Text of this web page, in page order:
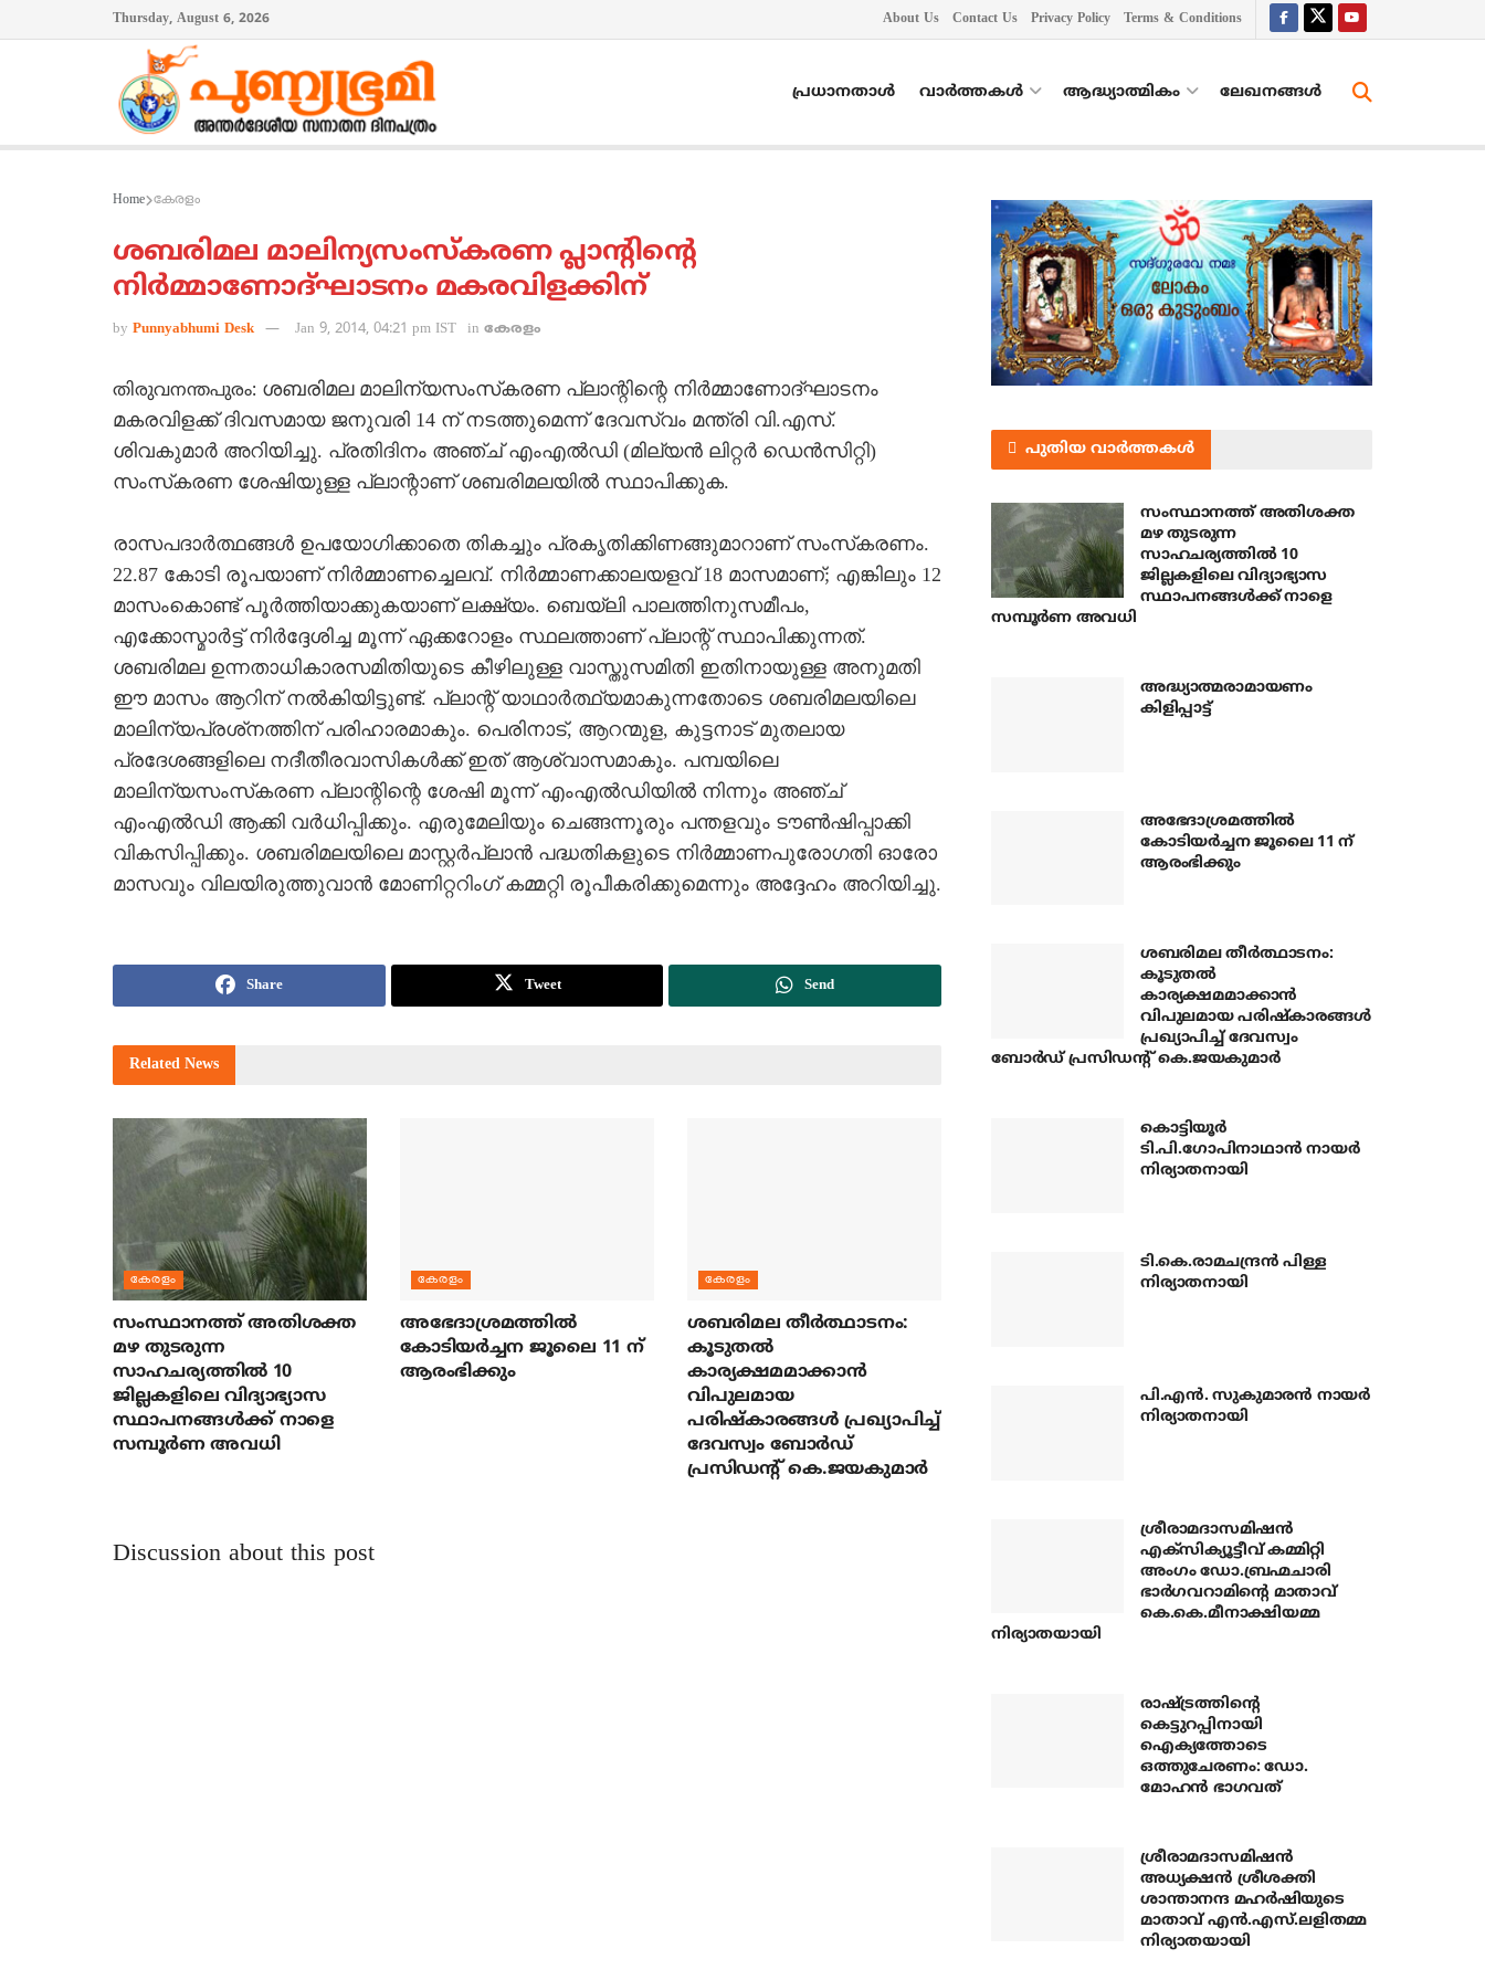
Thursday, August 6, 2026 About Us Contact Us Privacy Policy Terms & Conditions
പ്രധാനതാൾ വാർത്തകൾ ആദ്ധ്യാത്മികം ലേഖനങ്ങള്‍
Home കേരളം
ശബരിമല മാലിന്യസംസ്‌കരണ പ്ലാന്റിന്റെ
നിര്‍മ്മാണോദ്ഘാടനം മകരവിളക്കിന്
by Punnyabhumi Desk Jan 9, 2014, 04:21 pm IST in കേരളം
തിരുവനന്തപുരം: ശബരിമല മാലിന്യസംസ്‌കരണ പ്ലാന്റിന്റെ നിര്‍മ്മാണോദ്ഘാടനം
മകരവിളക്ക് ദിവസമായ ജനുവരി 14 ന് നടത്തുമെന്ന് ദേവസ്വം മന്ത്രി വി.എസ്.
ശിവകുമാര്‍ അറിയിച്ചു. പ്രതിദിനം അഞ്ച് എംഎല്‍ഡി (മില്യന്‍ ലിറ്റര്‍ ഡെന്‍സിറ്റി)
സംസ്‌കരണ ശേഷിയുള്ള പ്ലാന്റാണ് ശബരിമലയില്‍ സ്ഥാപിക്കുക.
രാസപദാര്‍ത്ഥങ്ങള്‍ ഉപയോഗിക്കാതെ തികച്ചും പ്രകൃതിക്കിണങ്ങുമാറാണ് സംസ്‌കരണം.
22.87 കോടി രൂപയാണ് നിര്‍മ്മാണച്ചെലവ്. നിര്‍മ്മാണക്കാലയളവ് 18 മാസമാണ്; എങ്കിലും 12
മാസംകൊണ്ട് പൂര്‍ത്തിയാക്കുകയാണ് ലക്ഷ്യം. ബെയ്‌ലി പാലത്തിനുസമീപം,
എക്കോസ്മാര്‍ട്ട് നിര്‍ദ്ദേശിച്ച മൂന്ന് ഏക്കറോളം സ്ഥലത്താണ് പ്ലാന്റ് സ്ഥാപിക്കുന്നത്.
ശബരിമല ഉന്നതാധികാരസമിതിയുടെ കീഴിലുള്ള വാസ്തുസമിതി ഇതിനായുള്ള അനുമതി
ഈ മാസം ആറിന് നല്‍കിയിട്ടുണ്ട്. പ്ലാന്റ് യാഥാര്‍ത്ഥ്യമാകുന്നതോടെ ശബരിമലയിലെ
മാലിന്യപ്രശ്‌നത്തിന് പരിഹാരമാകും. പെരിനാട്, ആറന്മുള, കുട്ടനാട് മുതലായ
പ്രദേശങ്ങളിലെ നദീതീരവാസികള്‍ക്ക് ഇത് ആശ്വാസമാകും. പമ്പയിലെ
മാലിന്യസംസ്‌കരണ പ്ലാന്റിന്റെ ശേഷി മൂന്ന് എംഎല്‍ഡിയില്‍ നിന്നും അഞ്ച്
എംഎല്‍ഡി ആക്കി വര്‍ധിപ്പിക്കും. എരുമേലിയും ചെങ്ങന്നൂരും പന്തളവും ടൗണ്‍ഷിപ്പാക്കി
വികസിപ്പിക്കും. ശബരിമലയിലെ മാസ്റ്റര്‍പ്ലാന്‍ പദ്ധതികളുടെ നിര്‍മ്മാണപുരോഗതി ഓരോ
മാസവും വിലയിരുത്തുവാന്‍ മോണിറ്ററിംഗ് കമ്മറ്റി രൂപീകരിക്കുമെന്നും അദ്ദേഹം അറിയിച്ചു.
Share Tweet Send
Related News
കേരളം
സംസ്ഥാനത്ത് അതിശക്ത
മഴ തുടരുന്ന
സാഹചര്യത്തിൽ 10
ജില്ലകളിലെ വിദ്യാഭ്യാസ
സ്ഥാപനങ്ങൾക്ക് നാളെ
സമ്പൂർണ അവധി
കേരളം
അഭേദാശ്രമത്തില്‍
കോടിയര്‍ച്ചന ജൂലൈ 11 ന്
ആരംഭിക്കും
കേരളം
ശബരിമല തീര്‍ത്ഥാടനം:
കൂടുതല്‍
കാര്യക്ഷമമാക്കാന്‍
വിപുലമായ
പരിഷ്‌കാരങ്ങള്‍ പ്രഖ്യാപിച്ച്
ദേവസ്വം ബോര്‍ഡ്
പ്രസിഡന്റ് കെ.ജയകുമാര്‍
Discussion about this post
പുതിയ വാർത്തകൾ
സംസ്ഥാനത്ത് അതിശക്ത
മഴ തുടരുന്ന
സാഹചര്യത്തിൽ 10
ജില്ലകളിലെ വിദ്യാഭ്യാസ
സ്ഥാപനങ്ങൾക്ക് നാളെ
സമ്പൂർണ അവധി
അദ്ധ്യാത്മരാമായണം
കിളിപ്പാട്ട്
അഭേദാശ്രമത്തില്‍
കോടിയര്‍ച്ചന ജൂലൈ 11 ന്
ആരംഭിക്കും
ശബരിമല തീര്‍ത്ഥാടനം:
കൂടുതല്‍
കാര്യക്ഷമമാക്കാന്‍
വിപുലമായ പരിഷ്‌കാരങ്ങള്‍
പ്രഖ്യാപിച്ച് ദേവസ്വം
ബോര്‍ഡ് പ്രസിഡന്റ് കെ.ജയകുമാര്‍
കൊട്ടിയൂര്‍
ടി.പി.ഗോപിനാഥാന്‍ നായര്‍
നിര്യാതനായി
ടി.കെ.രാമചന്ദ്രന്‍ പിള്ള
നിര്യാതനായി
പി.എന്‍. സുകുമാരന്‍ നായര്‍
നിര്യാതനായി
ശ്രീരാമദാസമിഷന്‍
എക്‌സിക്യൂട്ടീവ് കമ്മിറ്റി
അംഗം ഡോ.ബ്രഹ്മചാരി
ഭാര്‍ഗവറാമിന്റെ മാതാവ്
കെ.കെ.മീനാക്ഷിയമ്മ
നിര്യാതയായി
രാഷ്ട്രത്തിന്റെ
കെട്ടുറപ്പിനായി
ഐക്യത്തോടെ
ഒത്തുചേരണം: ഡോ.
മോഹന്‍ ഭാഗവത്
ശ്രീരാമദാസമിഷന്‍
അധ്യക്ഷന്‍ ശ്രീശക്തി
ശാന്താനന്ദ മഹര്‍ഷിയുടെ
മാതാവ് എന്‍.എസ്.ലളിതമ്മ
നിര്യാതയായി